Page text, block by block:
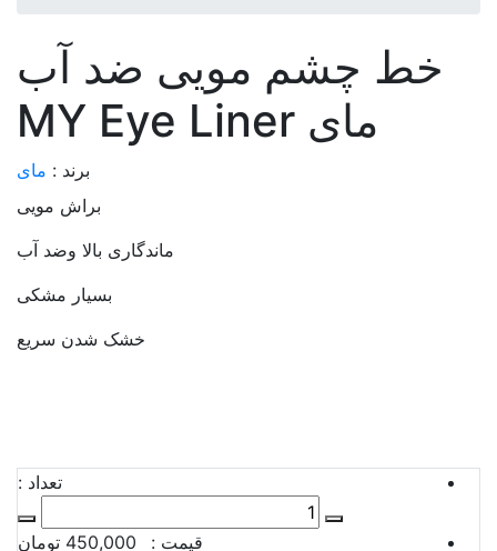
خط چشم مویی ضد آب
مای MY Eye Liner
برند : مای
براش مویی
ماندگاری بالا وضد آب
بسیار مشکی
خشک شدن سریع
تعداد :
قیمت : 450,000 تومان